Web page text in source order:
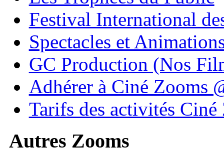
Festival International
Spectacles et
GC Production (Nos
Adhérer à Ciné Zooms
Tarifs des activités Ciné
Autres Zooms